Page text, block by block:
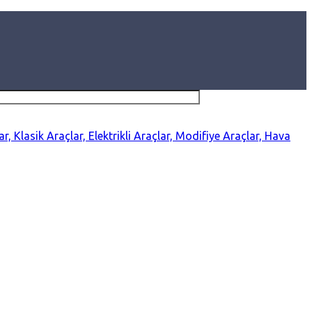
Klasik Araçlar, Elektrikli Araçlar, Modifiye Araçlar, Hava